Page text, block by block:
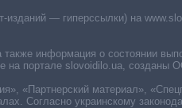
— гиперссылки) на
информация о состоянии
портале slovoidilo.ua, созданы
«Партнерский материал»,
Согласно украинскому